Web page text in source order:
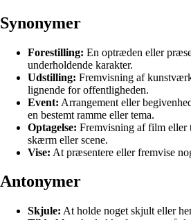
Synonymer
Forestilling: En optræden eller
underholdende karakter.
Udstilling: Fremvisning af
lignende for offentligheden.
Event: Arrangement eller
en bestemt ramme eller tema.
Optagelse: Fremvisning af film eller
skærm eller scene.
Vise: At præsentere eller fremvise
Antonymer
Skjule: At holde noget skjult eller